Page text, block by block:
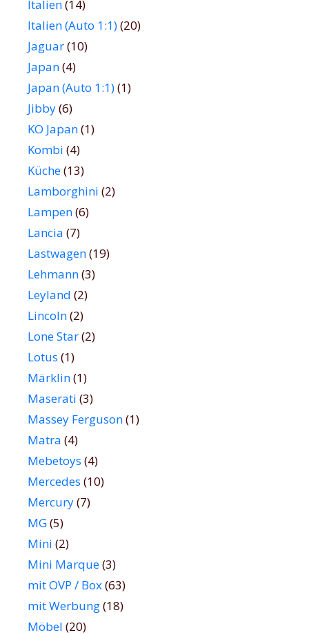
Italien(14)
Italien (Auto 1:1)(20)
Jaguar(10)
Japan(4)
Japan (Auto 1:1)(1)
Jibby(6)
KO Japan(1)
Kombi (4)
Küche(13)
Lamborghini (2)
Lampen(6)
Lancia (7)
Lastwagen(19)
Lehmann(3)
Leyland (2)
Lincoln(2)
Lone Star(2)
Lotus (1)
Märklin(1)
Maserati (3)
Massey Ferguson(1)
Matra (4)
Mebetoys (4)
Mercedes (10)
Mercury(7)
MG(5)
Mini (2)
Mini Marque(3)
mit OVP / Box(63)
mit Werbung(18)
Möbel (20)